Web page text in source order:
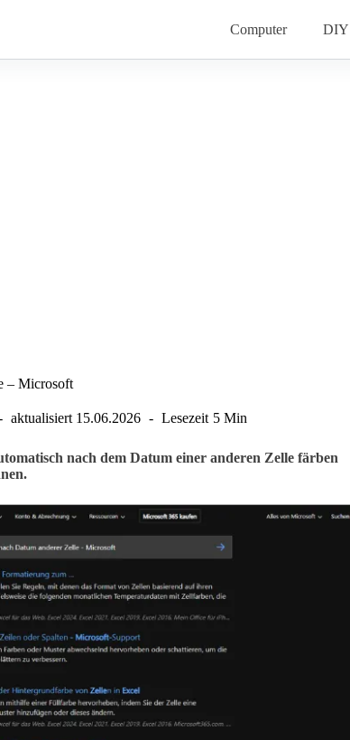
Computer DIY
– Microsoft
aktualisiert 15.06.2026 Lesezeit 5 Min
nach dem Datum einer anderen Zelle färben